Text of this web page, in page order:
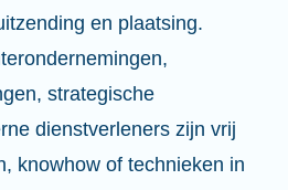
en plaatsing.
strategische
dienstverleners zijn vrij
knowhow of technieken in